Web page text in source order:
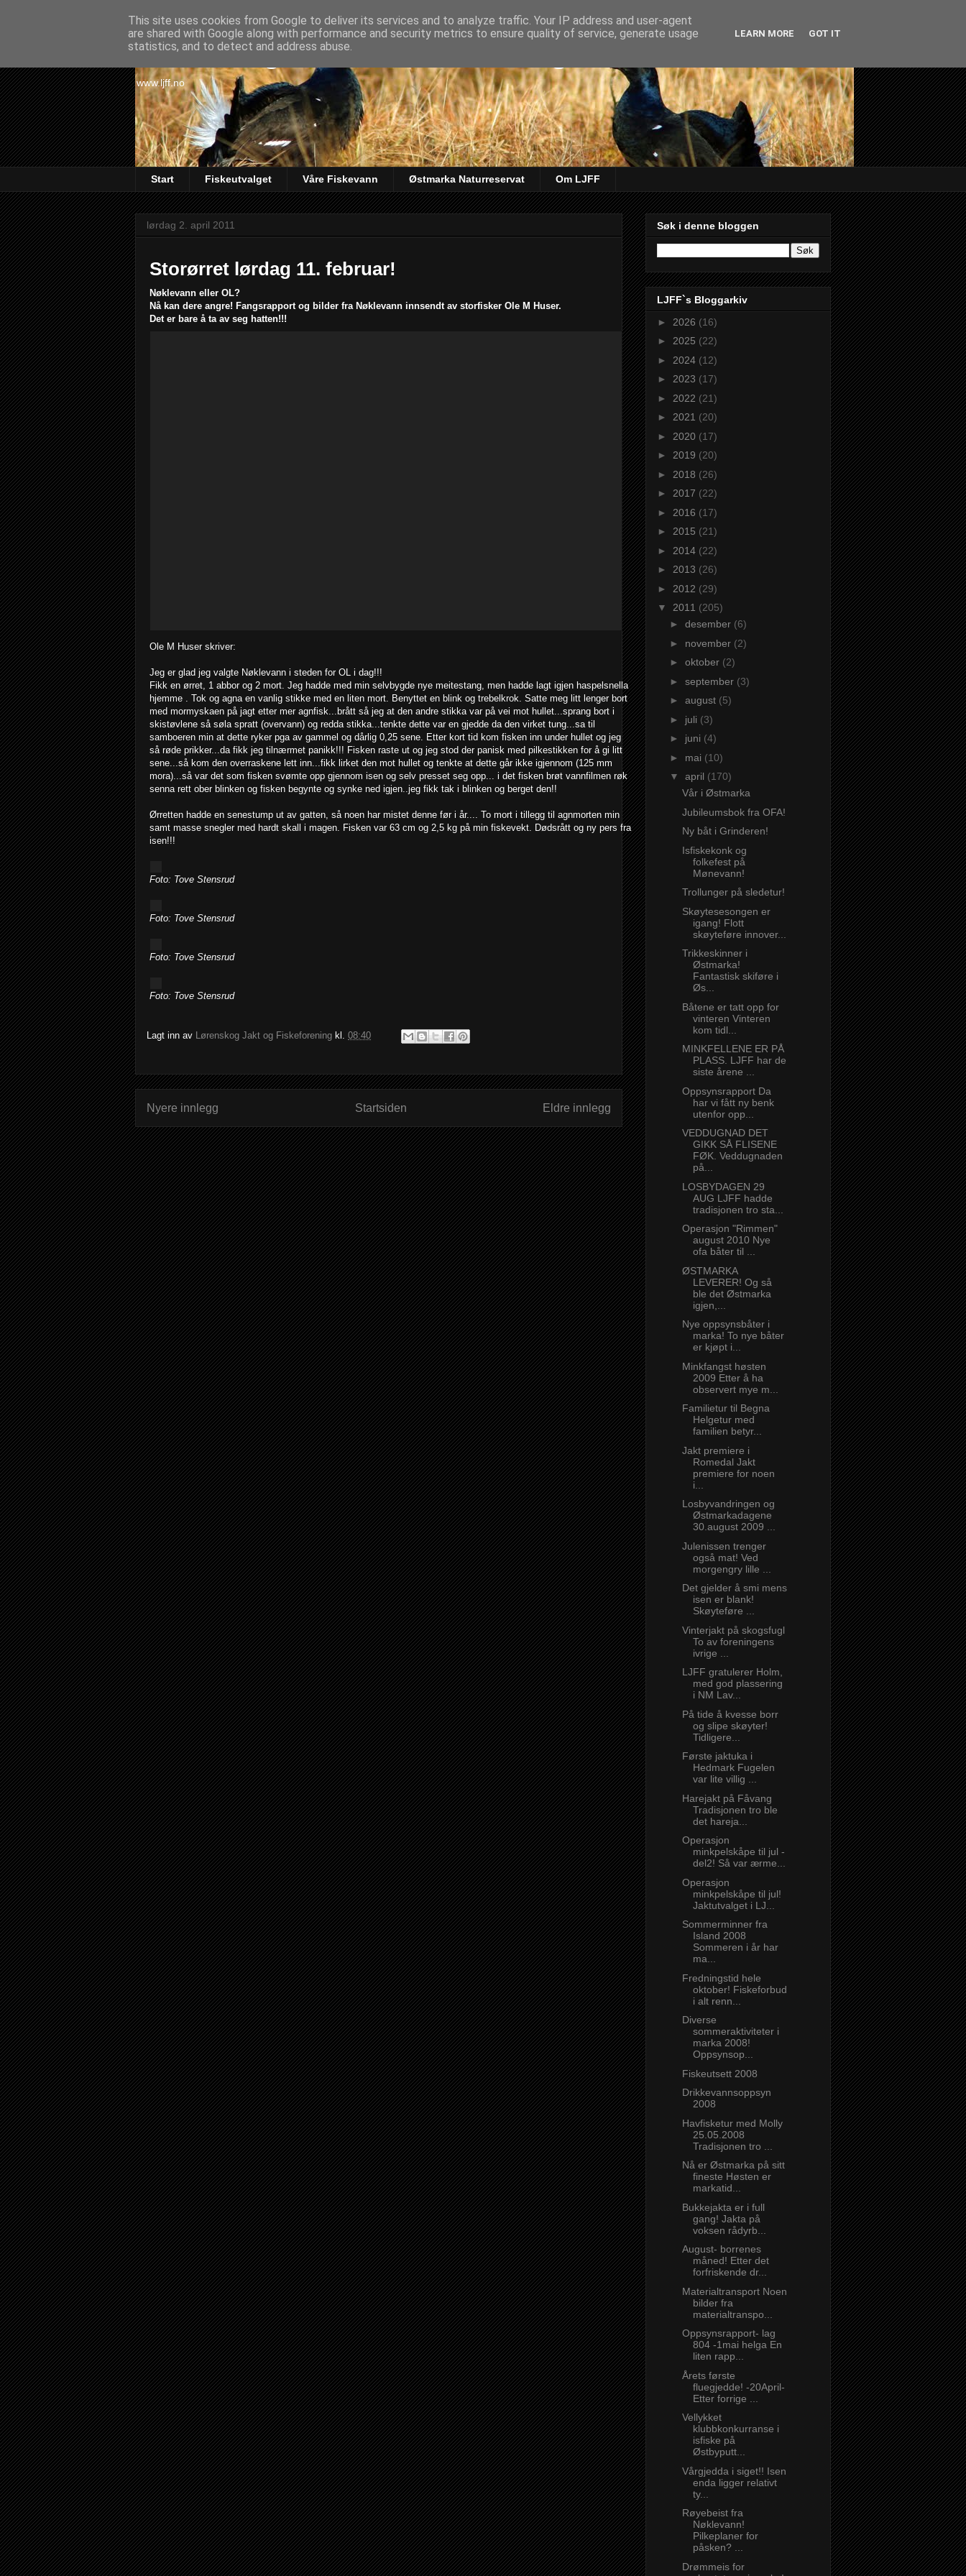
Lørenskog Jakt & Fiskeforening
www.ljff.no
Start Fiskeutvalget Våre Fiskevann Østmarka Naturreservat Om LJFF
lørdag 2. april 2011
Storørret lørdag 11. februar!
Nøklevann eller OL?
Nå kan dere angre! Fangsrapport og bilder fra Nøklevann innsendt av storfisker Ole M Huser.
Det er bare å ta av seg hatten!!!
Ole M Huser skriver:
Jeg er glad jeg valgte Nøklevann i steden for OL i dag!!!
Fikk en ørret, 1 abbor og 2 mort. Jeg hadde med min selvbygde nye meitestang, men hadde lagt igjen haspelsnella
hjemme . Tok og agna en vanlig stikke med en liten mort. Benyttet en blink og trebelkrok. Satte meg litt lenger bort
med mormyskaen på jagt etter mer agnfisk...brått så jeg at den andre stikka var på vei mot hullet...sprang bort i
skistøvlene så søla spratt (overvann) og redda stikka...tenkte dette var en gjedde da den virket tung...sa til
samboeren min at dette ryker pga av gammel og dårlig 0,25 sene. Etter kort tid kom fisken inn under hullet og jeg
så røde prikker...da fikk jeg tilnærmet panikk!!! Fisken raste ut og jeg stod der panisk med pilkestikken for å gi litt
sene...så kom den overraskene lett inn...fikk lirket den mot hullet og tenkte at dette går ikke igjennom (125 mm
mora)...så var det som fisken svømte opp gjennom isen og selv presset seg opp... i det fisken brøt vannfilmen røk
senna rett ober blinken og fisken begynte og synke ned igjen..jeg fikk tak i blinken og berget den!!
Ørretten hadde en senestump ut av gatten, så noen har mistet denne før i år.... To mort i tillegg til agnmorten min
samt masse snegler med hardt skall i magen. Fisken var 63 cm og 2,5 kg på min fiskevekt. Dødsrått og ny pers fra
isen!!!
Foto: Tove Stensrud
Foto: Tove Stensrud
Foto: Tove Stensrud
Foto: Tove Stensrud
Lagt inn av Lørenskog Jakt og Fiskeforening kl. 08:40
Nyere innlegg Eldre innlegg
Startsiden
Søk i denne bloggen
LJFF`s Bloggarkiv
► 2026 (16)
► 2025 (22)
► 2024 (12)
► 2023 (17)
► 2022 (21)
► 2021 (20)
► 2020 (17)
► 2019 (20)
► 2018 (26)
► 2017 (22)
► 2016 (17)
► 2015 (21)
► 2014 (22)
► 2013 (26)
► 2012 (29)
▼ 2011 (205)
► desember (6)
► november (2)
► oktober (2)
► september (3)
► august (5)
► juli (3)
► juni (4)
► mai (10)
▼ april (170)
Vår i Østmarka
Jubileumsbok fra OFA!
Ny båt i Grinderen!
Isfiskekonk og
folkefest på
Mønevann!
Trollunger på sledetur!
Skøytesesongen er
igang! Flott
skøyteføre innover...
Trikkeskinner i
Østmarka!
Fantastisk skiføre i
Øs...
Båtene er tatt opp for
vinteren Vinteren
kom tidl...
MINKFELLENE ER PÅ
PLASS. LJFF har de
siste årene ...
Oppsynsrapport Da
har vi fått ny benk
utenfor opp...
VEDDUGNAD DET
GIKK SÅ FLISENE
FØK. Veddugnaden
på...
LOSBYDAGEN 29
AUG LJFF hadde
tradisjonen tro sta...
Operasjon "Rimmen"
august 2010 Nye
ofa båter til ...
ØSTMARKA
LEVERER! Og så
ble det Østmarka
igjen,...
Nye oppsynsbåter i
marka! To nye båter
er kjøpt i...
Minkfangst høsten
2009 Etter å ha
observert mye m...
Familietur til Begna
Helgetur med
familien betyr...
Jakt premiere i
Romedal Jakt
premiere for noen
i...
Losbyvandringen og
Østmarkadagene
30.august 2009 ...
Julenissen trenger
også mat! Ved
morgengry lille ...
Det gjelder å smi mens
isen er blank!
Skøyteføre ...
Vinterjakt på skogsfugl
To av foreningens
ivrige ...
LJFF gratulerer Holm,
med god plassering
i NM Lav...
På tide å kvesse borr
og slipe skøyter!
Tidligere...
Første jaktuka i
Hedmark Fugelen
var lite villig ...
Harejakt på Fåvang
Tradisjonen tro ble
det hareja...
Operasjon
minkpelskåpe til jul -
del2! Så var ærme...
Operasjon
minkpelskåpe til jul!
Jaktutvalget i LJ...
Sommerminner fra
Island 2008
Sommeren i år har
ma...
Fredningstid hele
oktober! Fiskeforbud
i alt renn...
Diverse
sommeraktiviteter i
marka 2008!
Oppsynsop...
Fiskeutsett 2008
Drikkevannsoppsyn
2008
Havfisketur med Molly
25.05.2008
Tradisjonen tro ...
Nå er Østmarka på sitt
fineste Høsten er
markatid...
Bukkejakta er i full
gang! Jakta på
voksen rådyrb...
August- borrenes
måned! Etter det
forfriskende dr...
Materialtransport Noen
bilder fra
materialtranspo...
Oppsynsrapport- lag
804 -1mai helga En
liten rapp...
Årets første
fluegjedde! -20April-
Etter forrige ...
Vellykket
klubbkonkurranse i
isfiske på
Østbyputt...
Vårgjedda i siget!! Isen
enda ligger relativt
ty...
Røyebeist fra
Nøklevann!
Pilkeplaner for
påsken? ...
Drømmeis for
This site uses cookies from Google to deliver its services and to analyze traffic. Your IP address and user-agent
are shared with Google along with performance and security metrics to ensure quality of service, generate usage
statistics, and to detect and address abuse.
LEARN MORE GOT IT